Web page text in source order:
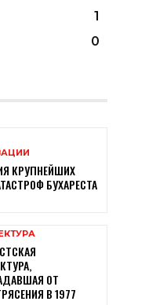
1
0
КРУПНЕЙШИХ
БУХАРЕСТА
ОТ
В 1977